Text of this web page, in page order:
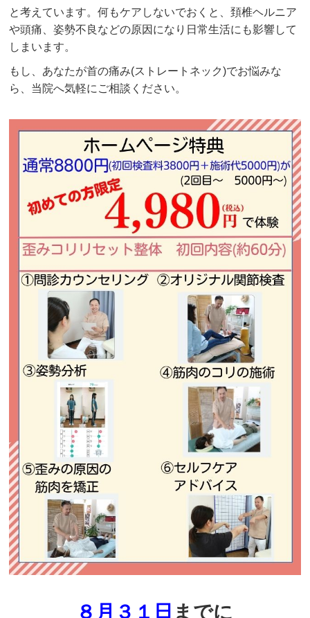
と考えています。何もケアしないでおくと、頚椎ヘルニア
や頭痛、姿勢不良などの原因になり日常生活にも影響して
しまいます。
もし、あなたが首の痛み(ストレートネック)でお悩みな
ら、当院へ気軽にご相談ください。
８ 月３１日 までに